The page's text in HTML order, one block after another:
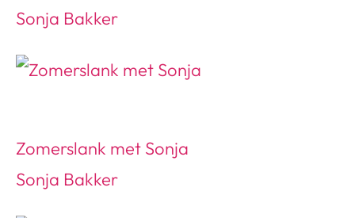
Sonja Bakker
Zomerslank met Sonja
Sonja Bakker